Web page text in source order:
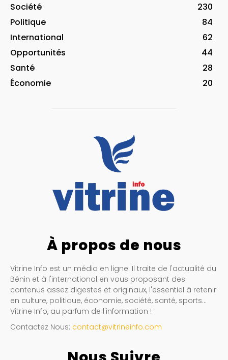
Société
230
Politique
84
International
62
Opportunités
44
Santé
28
Économie
20
À propos de nous
Vitrine Info est un média en ligne. Il traite de l'actualité du
Bénin et à l'international en vous proposant des
contenus assez digestes et originaux, l'essentiel à retenir
en culture, politique, économie, société, santé, sports…
Vitrine Info, au parfum de l'information !
Contactez Nous: contact@vitrineinfo.com